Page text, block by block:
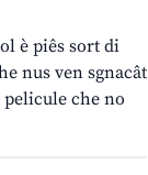
è piês sort di
nus ven sgnacât
che no